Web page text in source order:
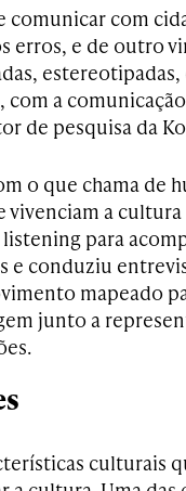
comunicar com
erros, e de outro
estereotipadas,
a
de pesquisa da
o que chama de
a cultura
para
e conduziu
mapeado
junto a
culturais